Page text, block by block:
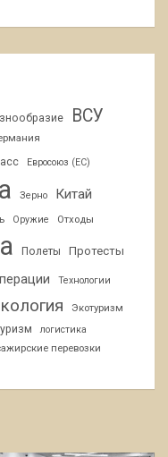
ВСУ
Евросоюз (ЕС)
Зерно Китай
Оружие Отходы
Полеты Протесты
Технологии
Экотуризм
логистика
перевозки